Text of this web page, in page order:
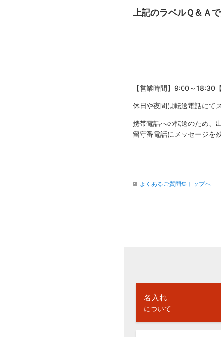
上記のラベルＱ＆Ａ
【営業時間】9:00～18:30
休日や夜間は転送電話にて
携帯電話への転送のため、
留守番電話にメッセージを
よくあるご質問集トップへ
名入れ
について